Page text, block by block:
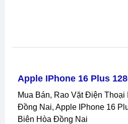
Apple IPhone 16 Plus
Mua Bán, Rao Vặt Điện Thoại Iphone Cũ Biên Hòa
Đồng Nai, Apple IPhone 16
Biên Hòa Đồng Nai